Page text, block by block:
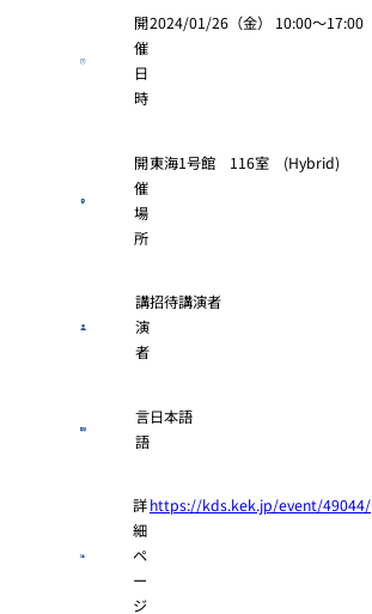
開
催
日
時
2024/01/26（金） 10:00～17:00
開
催
場
所
東海1号館 116室 (Hybrid)
講
演
者
招待講演者
言
語
日本語
詳
細
ペ
ー
ジ
https://kds.kek.jp/event/49044/